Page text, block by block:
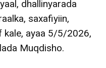
dhallinyarada
saxafiyiin,
kale, ayaa 5/5/2026,
Muqdisho.